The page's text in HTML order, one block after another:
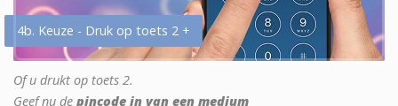
4b. Keuze - Druk op toets 2 +
Of u drukt op toets 2.
Geef nu de pincode in van een medium